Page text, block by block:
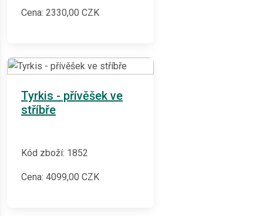
Cena: 2330,00 CZK
Tyrkis - přívěšek ve
stříbře
Kód zboží: 1852
Cena: 4099,00 CZK